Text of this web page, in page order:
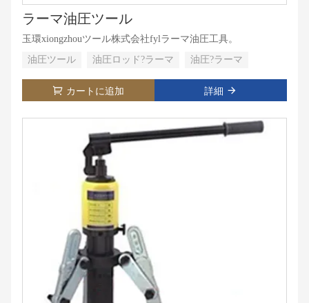
ラーマ油圧ツール
玉環xiongzhouツール株式会社fylラーマ油圧工具。
油圧ツール
油圧ロッド?ラーマ 油圧?ラーマ
カートに追加 詳細